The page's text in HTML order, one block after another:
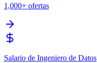
1,000+ ofertas
Salario de Ingeniero de Datos